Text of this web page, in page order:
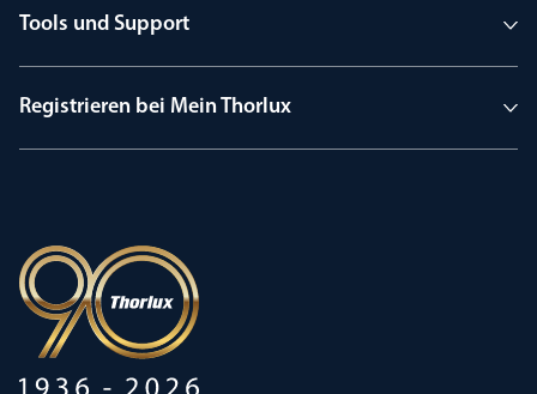
Tools und Support
Registrieren bei Mein Thorlux